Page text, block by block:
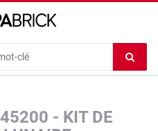
le
- KIT DE